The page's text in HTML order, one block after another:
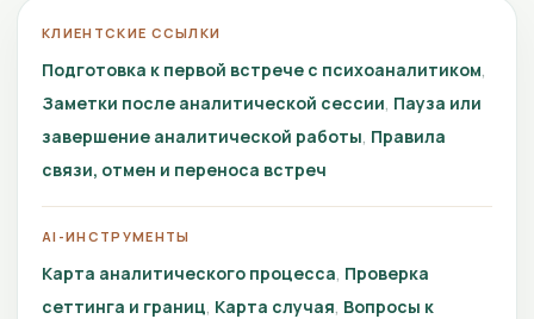
КЛИЕНТСКИЕ ССЫЛКИ
Подготовка к первой встрече с психоаналитиком
Заметки после аналитической сессии Пауза или
завершение аналитической работы Правила
связи, отмен и переноса встреч
AI-ИНСТРУМЕНТЫ
Карта аналитического процесса Проверка
сеттинга и границ Карта случая Вопросы к